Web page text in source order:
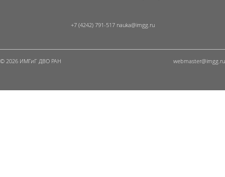
+7 (4242) 791-517
© 2026 ИМГиГ ДВО РАН